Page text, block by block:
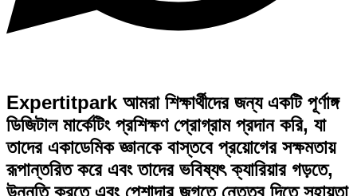
Expertitpark আমরা শিক্ষার্থীদের জন্য একটি পূর্ণাঙ্গ
ডিজিটাল মার্কেটিং প্রশিক্ষণ প্রোগ্রাম প্রদান করি, যা
তাদের একাডেমিক জ্ঞানকে বাস্তবে প্রয়োগের সক্ষমতায়
রূপান্তরিত করে এবং তাদের ভবিষ্যৎ ক্যারিয়ার গড়তে,